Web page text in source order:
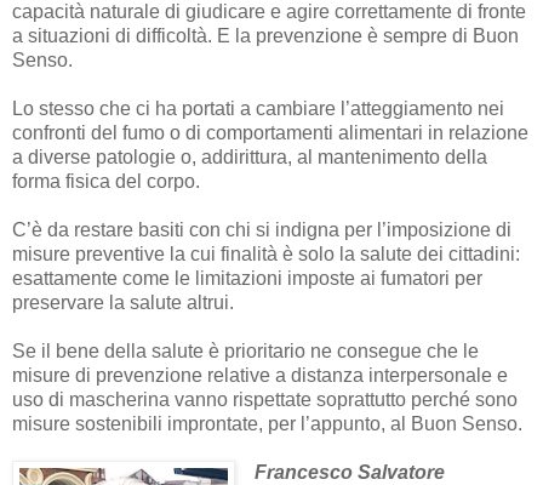
capacità naturale di giudicare e agire correttamente di fronte
a situazioni di difficoltà. E la prevenzione è sempre di Buon
Senso.
Lo stesso che ci ha portati a cambiare l’atteggiamento nei
confronti del fumo o di comportamenti alimentari in relazione
a diverse patologie o, addirittura, al mantenimento della
forma fisica del corpo.
C’è da restare basiti con chi si indigna per l’imposizione di
misure preventive la cui finalità è solo la salute dei cittadini:
esattamente come le limitazioni imposte ai fumatori per
preservare la salute altrui.
Se il bene della salute è prioritario ne consegue che le
misure di prevenzione relative a distanza interpersonale e
uso di mascherina vanno rispettate soprattutto perché sono
misure sostenibili improntate, per l’appunto, al Buon Senso.
Francesco Salvatore